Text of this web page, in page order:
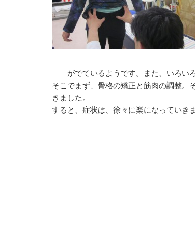
がでているようです。また、いろいろ
そこでまず、骨格の矯正と筋肉の調整。
きました。
すると、症状は、徐々に楽になっていき